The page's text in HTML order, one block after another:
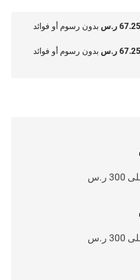
67.25 ر.س
بدون رسوم أو فوائد
67.25 ر.س
بدون رسوم أو فوائد